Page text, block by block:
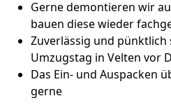
Gerne demontieren wir
bauen diese wieder
Zuverlässig und pünktlich
Umzugstag in Velten vor
Das Ein- und Auspacken
gerne